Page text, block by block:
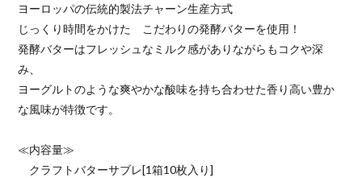
ヨーロッパの伝統的製法チャーン生産方式
じっくり時間をかけた こだわりの発酵バターを使用！
発酵バターはフレッシュなミルク感がありながらもコクや深
み、
ヨーグルトのような爽やかな酸味を持ち合わせた香り高い豊か
な風味が特徴です。
≪内容量≫
クラフトバターサブレ[1箱10枚入り]